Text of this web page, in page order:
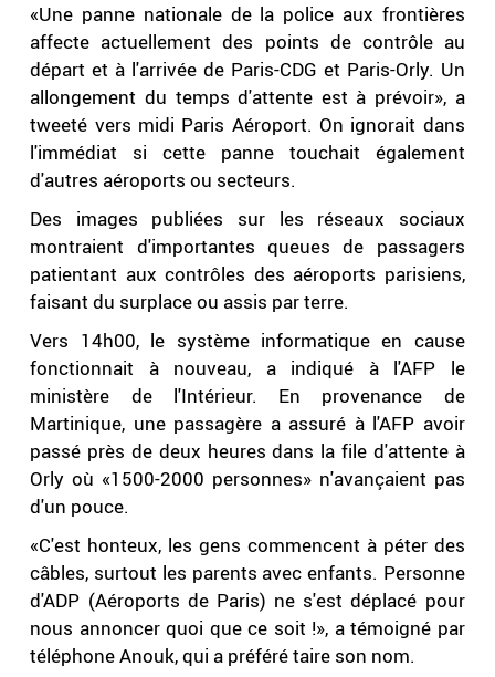
«Une panne nationale de la police aux frontières
affecte actuellement des points de contrôle au
départ et à l'arrivée de Paris-CDG et Paris-Orly. Un
allongement du temps d'attente est à prévoir», a
tweeté vers midi Paris Aéroport. On ignorait dans
l'immédiat si cette panne touchait également
d'autres aéroports ou secteurs.
Des images publiées sur les réseaux sociaux
montraient d'importantes queues de passagers
patientant aux contrôles des aéroports parisiens,
faisant du surplace ou assis par terre.
Vers 14h00, le système informatique en cause
fonctionnait à nouveau, a indiqué à l'AFP le
ministère de l'Intérieur. En provenance de
Martinique, une passagère a assuré à l'AFP avoir
passé près de deux heures dans la file d'attente à
Orly où «1500-2000 personnes» n'avançaient pas
d'un pouce.
«C'est honteux, les gens commencent à péter des
câbles, surtout les parents avec enfants. Personne
d'ADP (Aéroports de Paris) ne s'est déplacé pour
nous annoncer quoi que ce soit !», a témoigné par
téléphone Anouk, qui a préféré taire son nom.